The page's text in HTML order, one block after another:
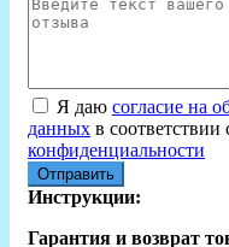
Я даю согласие на
данных в соответствии
конфиденциальности
Отправить
Инструкции:
Гарантия и возврат